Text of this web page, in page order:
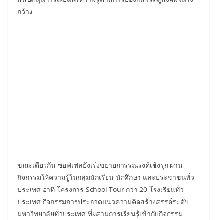
กว้าง
ขณะเดียวกัน ซอฟเฟลยังเร่งขยายการรณรงค์เชิงรุก ผ่าน
กิจกรรมให้ความรู้ในกลุ่มนักเรียน นักศึกษา และประชาชนทั่ว
ประเทศ อาทิ โครงการ School Tour กว่า 20 โรงเรียนทั่ว
ประเทศ กิจกรรมการประกวดแนวความคิดสร้างสรรค์ระดับ
มหาวิทยาลัยทั่วประเทศ ที่ผสานการเรียนรู้เข้ากับกิจกรรม